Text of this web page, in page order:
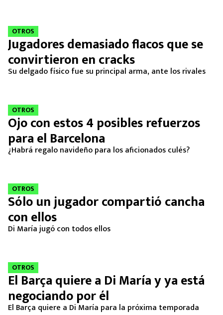
LIGA MX
NFL
OTROS
Jugadores demasiado flacos que se
convirtieron en cracks
Su delgado físico fue su principal arma, ante los rivales
OTROS
Ojo con estos 4 posibles refuerzos
para el Barcelona
¿Habrá regalo navideño para los aficionados culés?
OTROS
Sólo un jugador compartió cancha
con ellos
Di María jugó con todos ellos
OTROS
El Barça quiere a Di María y ya está
negociando por él
El Barça quiere a Di María para la próxima temporada